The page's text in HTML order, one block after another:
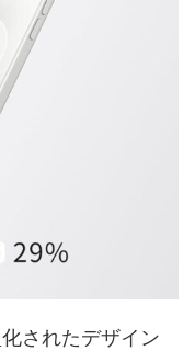
されたデザイン